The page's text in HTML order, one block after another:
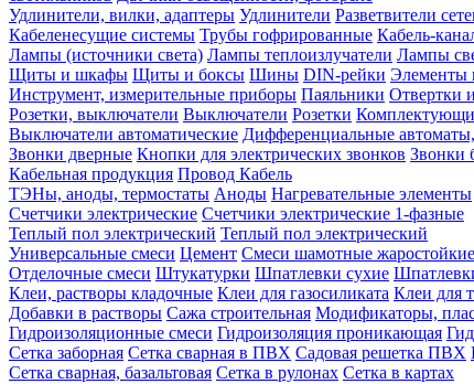
Удлинители, вилки, адаптеры Удлинители Разветвители
Кабеленесущие системы Трубы гофрированные Кабель-
Лампы (источники света) Лампы теплоизлучатели Лампы
Щиты и шкафы Щиты и боксы Шины DIN-рейки Элементы
Инструмент, измерительные приборы Паяльники Отвертки
Розетки, выключатели Выключатели Розетки
Выключатели автоматические Дифференциальные
Звонки дверные Кнопки для электрических звонков Звонки
Кабельная продукция Провод Кабель
ТЭНы, аноды, термостаты Аноды Нагревательные элементы
Счетчики электрические Счетчики электрические 1-фазные
Теплый пол электрический Теплый пол электрический
Универсальные смеси Цемент Смеси шамотные жаростойкие
Отделочные смеси Штукатурки Шпатлевки сухие
Клеи, растворы кладочные Клеи для газосиликата Клеи для
Добавки в растворы Сажа строительная Модификаторы,
Гидроизоляционные смеси Гидроизоляция проникающая
Сетка заборная Сетка сварная в ПВХ Садовая решетка ПВХ
Сетка сварная, базальтовая Сетка в рулонах Сетка в картах